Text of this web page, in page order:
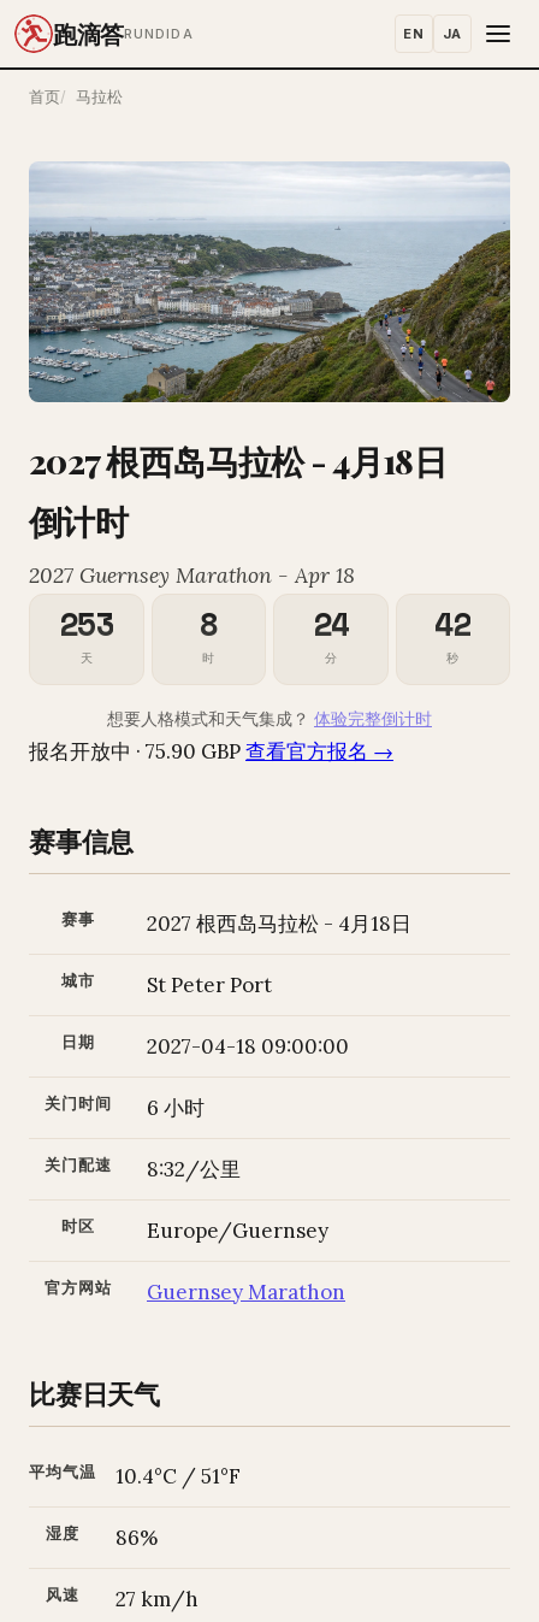
跑滴答RUNDIDA EN JA
首页 马拉松
2027 根西岛马拉松 - 4月18日
倒计时
2027 Guernsey Marathon - Apr 18
253
天
8
时
24
分
41
秒
想要人格模式和天气集成？ 体验完整倒计时
报名开放中 · 75.90 GBP查看官方报名 →
赛事信息
赛事 2027 根西岛马拉松 - 4月18日
城市 St Peter Port
日期 2027-04-18 09:00:00
关门时间 6 小时
关门配速 8:32/公里
时区 Europe/Guernsey
官方网站 Guernsey Marathon
比赛日天气
平均气温 10.4°C / 51°F
湿度 86%
风速 27 km/h